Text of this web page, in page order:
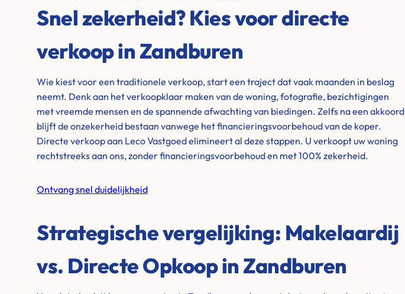
Snel zekerheid? Kies voor directe
verkoop in Zandburen
Wie kiest voor een traditionele verkoop, start een traject dat vaak maanden in beslag
neemt. Denk aan het verkoopklaar maken van de woning, fotografie, bezichtigingen
met vreemde mensen en de spannende afwachting van biedingen. Zelfs na een akkoord
blijft de onzekerheid bestaan vanwege het financieringsvoorbehoud van de koper.
Directe verkoop aan Leco Vastgoed elimineert al deze stappen. U verkoopt uw woning
rechtstreeks aan ons, zonder financieringsvoorbehoud en met 100% zekerheid.
Ontvang snel duidelijkheid
Strategische vergelijking: Makelaardij
vs. Directe Opkoop in Zandburen